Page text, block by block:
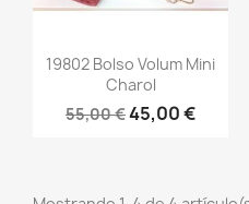
Vista rápida
19802 Bolso Volum Mini
Charol
55,00 €45,00 €